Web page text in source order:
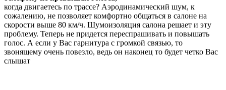
когда двигаетесь по трассе? Аэродинамический шум, к
сожалению, не позволяет комфортно общаться в салоне на
скорости выше 80 км/ч. Шумоизоляция салона решает и эту
проблему. Теперь не придется переспрашивать и повышать
голос. А если у Вас гарнитура с громкой связью, то
звонящему очень повезло, ведь он наконец то будет четко Вас
слышат